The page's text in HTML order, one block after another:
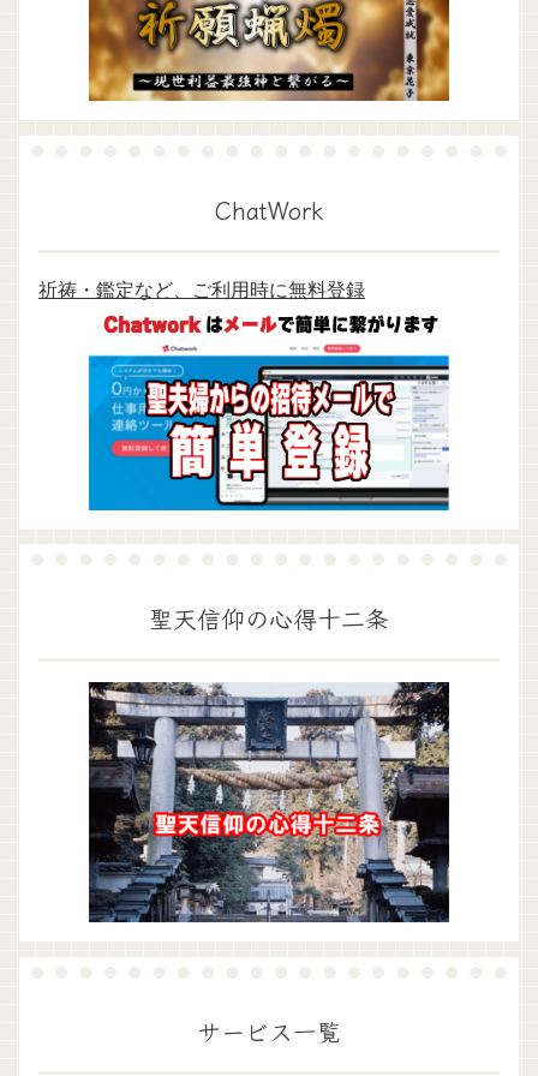
ChatWork
祈祷・鑑定など、ご利用時に無料登録
聖天信仰の心得十二条
サービス一覧